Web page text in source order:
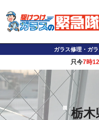
ガラス修理・ガ
只今7時
栃木